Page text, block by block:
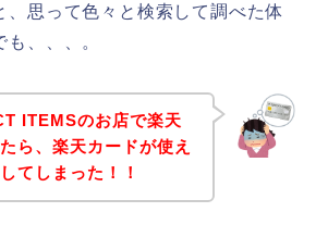
、思って色々と検索して調べた体
、、、。
ITEMSのお店で楽天
ら、楽天カードが使え
てしまった！！